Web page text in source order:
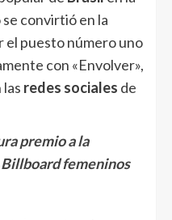
convirtió en la
el puesto número uno
con «Envolver»,
redes sociales de
premio a la
femeninos